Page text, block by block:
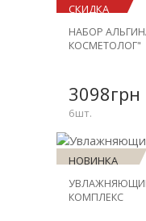
СКИДКА
-23%
НАБОР
КОСМЕТОЛОГ"
3098грн
6шт.
НОВИНКА
СКИДКА
КОМПЛЕКС